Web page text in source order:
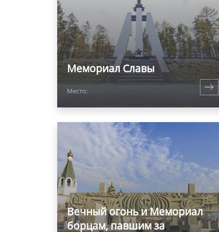
Мемориал Славы
Место:
Вечный огонь и Мемориал
борцам, павшим за